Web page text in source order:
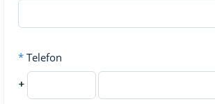
* Telefon
+